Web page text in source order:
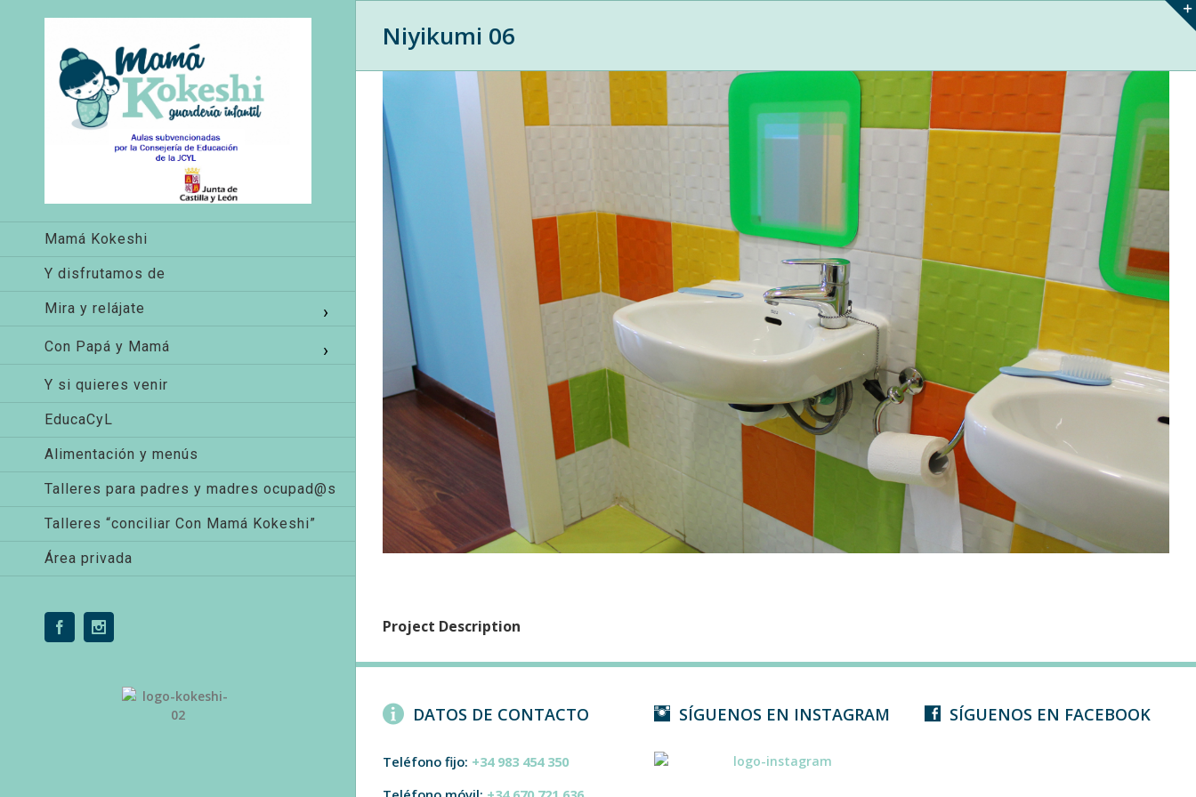
Mamá Kokeshi
Y disfrutamos de
Mira y relájate
Con Papá y Mamá
Y si quieres venir
EducaCyL
Alimentación y menús
Talleres para padres y madres ocupad@s
Talleres “conciliar Con Mamá Kokeshi”
Área privada
Facebook
Niyikumi 06
Project Description
DATOS DE CONTACTO
Teléfono fijo: +34 983 454 350
SÍGUENOS EN INSTAGRAM SÍGUENOS EN FACEBOOK